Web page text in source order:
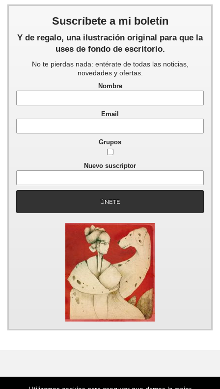
Suscríbete a mi boletín
Y de regalo, una ilustración original para que la
uses de fondo de escritorio.
No te pierdas nada: entérate de todas las noticias,
novedades y ofertas.
Nombre
Email
Grupos
Nuevo suscriptor